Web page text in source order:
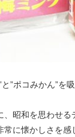
”ポコみかん”を
昭和を思わせる
に懐かしさを感